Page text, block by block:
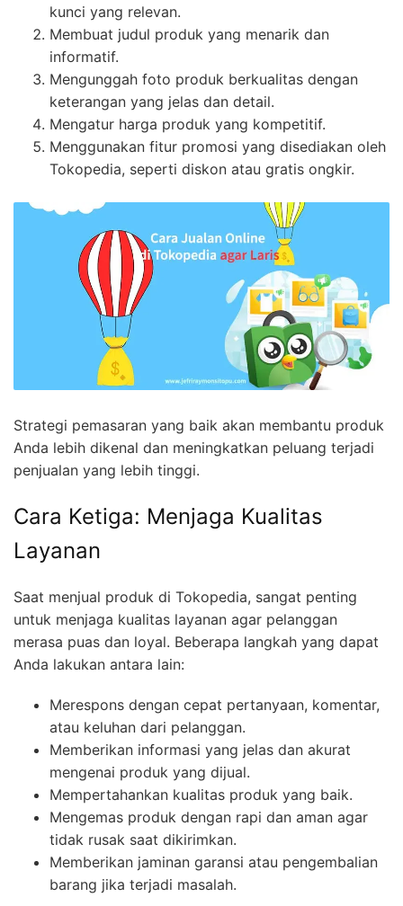
kunci yang relevan.
Membuat judul produk yang menarik dan
informatif.
Mengunggah foto produk berkualitas dengan
keterangan yang jelas dan detail.
Mengatur harga produk yang kompetitif.
Menggunakan fitur promosi yang disediakan oleh
Tokopedia, seperti diskon atau gratis ongkir.
Strategi pemasaran yang baik akan membantu produk
Anda lebih dikenal dan meningkatkan peluang terjadi
penjualan yang lebih tinggi.
Cara Ketiga: Menjaga Kualitas
Layanan
Saat menjual produk di Tokopedia, sangat penting
untuk menjaga kualitas layanan agar pelanggan
merasa puas dan loyal. Beberapa langkah yang dapat
Anda lakukan antara lain:
Merespons dengan cepat pertanyaan, komentar,
atau keluhan dari pelanggan.
Memberikan informasi yang jelas dan akurat
mengenai produk yang dijual.
Mempertahankan kualitas produk yang baik.
Mengemas produk dengan rapi dan aman agar
tidak rusak saat dikirimkan.
Memberikan jaminan garansi atau pengembalian
barang jika terjadi masalah.